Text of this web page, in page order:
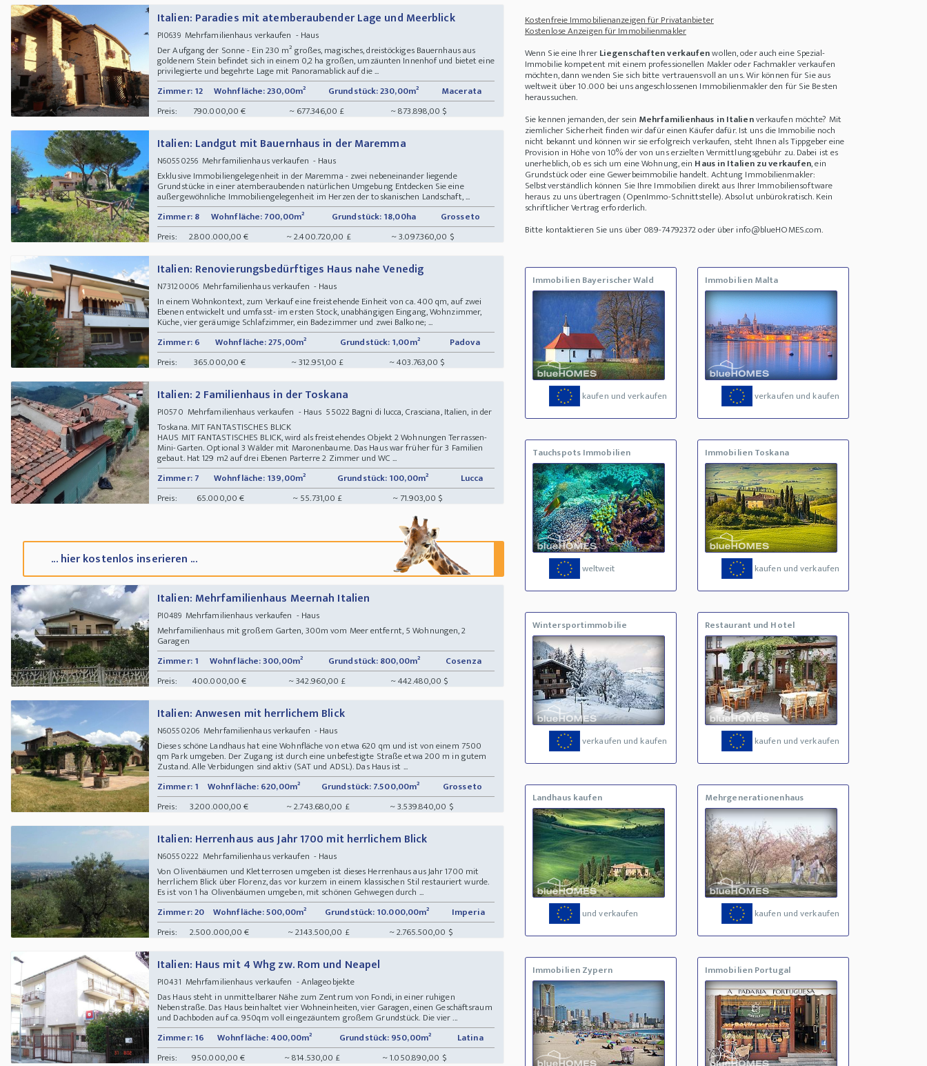
Italien: Paradies mit atemberaubender Lage und Meerblick
PI0639Mehrfamilienhaus verkaufen - Haus
Der Aufgang der Sonne - Ein 230 m² großes, magisches, dreistöckiges Bauernhaus aus
goldenem Stein befindet sich in einem 0,2 ha großen, umzäunten Innenhof und bietet eine
privilegierte und begehrte Lage mit Panoramablick auf die ...
Zimmer: 12
Wohnfläche: 230,00m² Grundstück: 230,00m²
Macerata
Preis:
790.000,00 € ~ 677.346,00 £ ~ 873.898,00 $
Italien: Landgut mit Bauernhaus in der Maremma
N60550256Mehrfamilienhaus verkaufen - Haus
Exklusive Immobiliengelegenheit in der Maremma - zwei nebeneinander liegende
Grundstücke in einer atemberaubenden natürlichen Umgebung Entdecken Sie eine
außergewöhnliche Immobiliengelegenheit im Herzen der toskanischen Landschaft, ...
Zimmer: 8
Wohnfläche: 700,00m² Grundstück: 18,00ha
Grosseto
Preis:
2.800.000,00 € ~ 2.400.720,00 £ ~ 3.097.360,00 $
Italien: Renovierungsbedürftiges Haus nahe Venedig
N73120006Mehrfamilienhaus verkaufen - Haus
In einem Wohnkontext, zum Verkauf eine freistehende Einheit von ca. 400 qm, auf zwei
Ebenen entwickelt und umfasst- im ersten Stock, unabhängigen Eingang, Wohnzimmer,
Küche, vier geräumige Schlafzimmer, ein Badezimmer und zwei Balkone; ...
Zimmer: 6
Wohnfläche: 275,00m² Grundstück: 1,00m²
Padova
Preis:
365.000,00 € ~ 312.951,00 £ ~ 403.763,00 $
Italien: 2 Familienhaus in der Toskana
PI0570 Mehrfamilienhaus verkaufen - Haus 55022 Bagni di lucca, Crasciana, Italien, in der
Toskana. MIT FANTASTISCHES BLICK
HAUS MIT FANTASTISCHES BLICK, wird als freistehendes Objekt 2 Wohnungen Terrassen-
Mini-Garten. Optional 3 Wälder mit Maronenbaume. Das Haus war früher für 3 Familien
gebaut. Hat 129 m2 auf drei Ebenen Parterre 2 Zimmer und WC ...
Zimmer: 7
Wohnfläche: 139,00m² Grundstück: 100,00m²
Lucca
Preis:
65.000,00 € ~ 55.731,00 £ ~ 71.903,00 $
... hier kostenlos inserieren ...
Italien: Mehrfamilienhaus Meernah Italien
PI0489Mehrfamilienhaus verkaufen - Haus
Mehrfamilienhaus mit großem Garten, 300m vom Meer entfernt, 5 Wohnungen, 2
Garagen
Zimmer: 1
Wohnfläche: 300,00m² Grundstück: 800,00m²
Cosenza
Preis:
400.000,00 € ~ 342.960,00 £ ~ 442.480,00 $
Italien: Anwesen mit herrlichem Blick
N60550206Mehrfamilienhaus verkaufen - Haus
Dieses schöne Landhaus hat eine Wohnfläche von etwa 620 qm und ist von einem 7500
qm Park umgeben. Der Zugang ist durch eine unbefestigte Straße etwa 200 m in gutem
Zustand. Alle Verbidungen sind aktiv (SAT und ADSL). Das Haus ist ...
Zimmer: 1
Wohnfläche: 620,00m² Grundstück: 7.500,00m²
Grosseto
Preis:
3.200.000,00 € ~ 2.743.680,00 £ ~ 3.539.840,00 $
Italien: Herrenhaus aus Jahr 1700 mit herrlichem Blick
N60550222Mehrfamilienhaus verkaufen - Haus
Von Olivenbäumen und Kletterrosen umgeben ist dieses Herrenhaus aus Jahr 1700 mit
herrlichem Blick über Florenz, das vor kurzem in einem klassischen Stil restauriert wurde.
Es ist von 1 ha Olivenbäumen umgeben, mit schönen Gehwegen durch ...
Zimmer: 20 Wohnfläche: 500,00m² Grundstück: 10.000,00m²
Imperia
Preis:
2.500.000,00 € ~ 2.143.500,00 £ ~ 2.765.500,00 $
Italien: Haus mit 4 Whg zw. Rom und Neapel
PI0431 Mehrfamilienhaus verkaufen - Anlageobjekte
Das Haus steht in unmittelbarer Nähe zum Zentrum von Fondi, in einer ruhigen
Nebenstraße. Das Haus beinhaltet vier Wohneinheiten, vier Garagen, einen Geschäftsraum
und Dachboden auf ca. 950qm voll eingezäuntem großem Grundstück. Die vier ...
Zimmer: 16
Wohnfläche: 400,00m² Grundstück: 950,00m²
Latina
Preis:
950.000,00 € ~ 814.530,00 £ ~ 1.050.890,00 $
Kostenfreie Immobilienanzeigen für Privatanbieter
Kostenlose Anzeigen für Immobilienmakler
Wenn Sie eine IhrerLiegenschaften verkaufenwollen, oder auch eine Spezial-
Immobilie kompetent mit einem professionellen Makler oder Fachmakler verkaufen
möchten, dann wenden Sie sich bitte vertrauensvoll an uns. Wir können für Sie aus
weltweit über 10.000 bei uns angeschlossenen Immobilienmakler den für Sie Besten
heraussuchen.
Sie kennen jemanden, der sein Mehrfamilienhaus in Italienverkaufen möchte? Mit
ziemlicher Sicherheit finden wir dafür einen Käufer dafür. Ist uns die Immobilie noch
nicht bekannt und können wir sie erfolgreich verkaufen, steht Ihnen als Tippgeber eine
Provision in Höhe von 10% der von uns erzielten Vermittlungsgebühr zu. Dabei ist es
unerheblich, ob es sich um eine Wohnung, ein Haus in Italien zu verkaufen, ein
Grundstück oder eine Gewerbeimmobilie handelt. Achtung Immobilienmakler:
Selbstverständlich können Sie Ihre Immobilien direkt aus Ihrer Immobiliensoftware
heraus zu uns übertragen (OpenImmo-Schnittstelle). Absolut unbürokratisch. Kein
schriftlicher Vertrag erforderlich.
Bitte kontaktieren Sie uns über 089-74792372 oder über info@blueHOMES.com.
Immobilien Bayerischer Wald
kaufen und verkaufen
Immobilien Malta
verkaufen und kaufen
Tauchspots Immobilien
weltweit
Immobilien Toskana
kaufen und verkaufen
Wintersportimmobilie
verkaufen und kaufen
Restaurant und Hotel
kaufen und verkaufen
Landhaus kaufen
und verkaufen
Mehrgenerationenhaus
kaufen und verkaufen
Immobilien Zypern Immobilien Portugal